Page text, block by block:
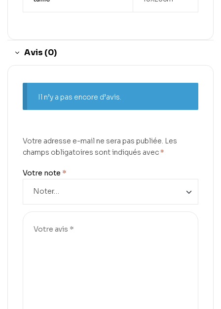
Avis (0)
Il n’y a pas encore d’avis.
Votre adresse e-mail ne sera pas publiée. Les
champs obligatoires sont indiqués avec*
Votre note *